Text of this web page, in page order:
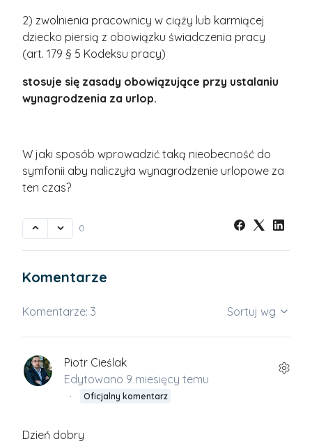
2) zwolnienia pracownicy w ciąży lub karmiącej
dziecko piersią z obowiązku świadczenia pracy
(art. 179 § 5 Kodeksu pracy)
stosuje się zasady obowiązujące przy ustalaniu
wynagrodzenia za urlop.
W jaki sposób wprowadzić taką nieobecność do
symfonii aby naliczyła wynagrodzenie urlopowe za
ten czas?
0
Komentarze
Komentarze: 3 Sortuj wg
Piotr Cieślak
Edytowano 9 miesięcy temu
Oficjalny komentarz
Dzień dobry